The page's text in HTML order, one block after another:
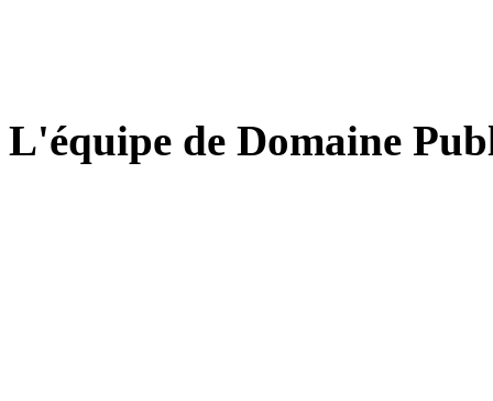
L'équipe de Domaine